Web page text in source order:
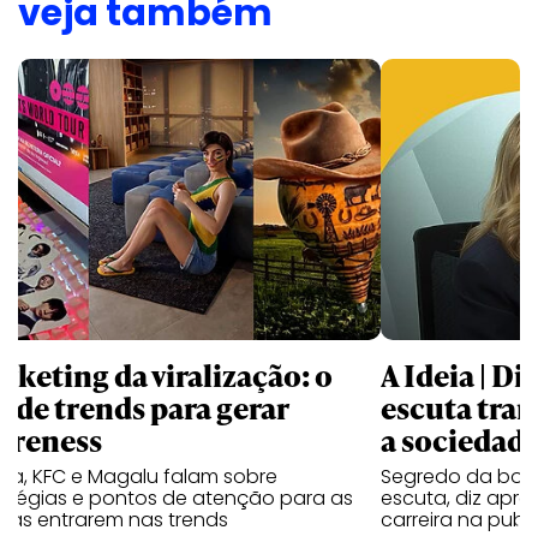
veja também
da viralização: o
de trends para gerar
KFC e Magalu falam sobre
e pontos de atenção para as
entrarem nas trends
A Ideia |
escuta
a
Segredo da
escuta, diz
carreira na